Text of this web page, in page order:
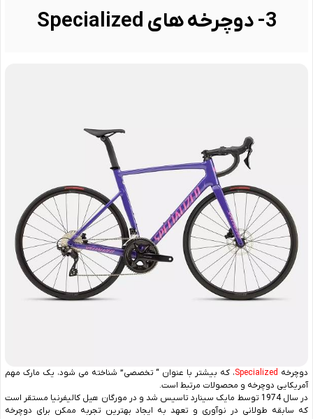
3- دوچرخه های Specialized
دوچرخه Specialized، که بیشتر با عنوان “ تخصصی” شناخته می شود، یک مارک مهم
آمریکایی دوچرخه و محصولات مرتبط است.
در سال 1974 توسط مایک سینارد تاسیس شد و در مورگان هیل کالیفرنیا مستقر است
که سابقه طولانی در نوآوری و تعهد به ایجاد بهترین تجربه ممکن برای دوچرخه